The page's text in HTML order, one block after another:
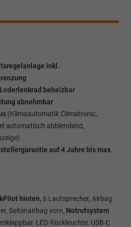
inkl.
beheizbar
abnehmbar
(Klimaautomatik Climatronic,
automatisch abblendend,
auf 4 Jahre bis max.
hinten, 6 Lautsprecher, Airbag
Seitenairbag vorn, Notrufsystem
LED-Rückleuchte, USB-C